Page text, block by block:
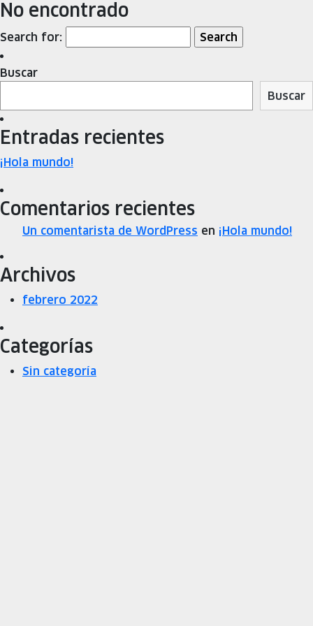
No encontrado
Search for:
Buscar
Buscar
Entradas recientes
¡Hola mundo!
Comentarios recientes
Un comentarista de WordPress en ¡Hola mundo!
Archivos
febrero 2022
Categorías
Sin categoría